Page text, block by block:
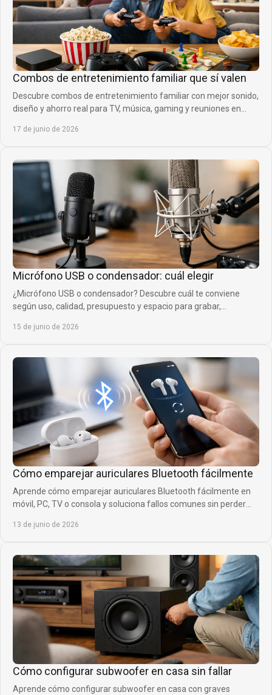
Combos de entretenimiento familiar que sí valen
Descubre combos de entretenimiento familiar con mejor sonido,
diseño y ahorro real para TV, música, gaming y reuniones en
17 de junio de 2026
Micrófono USB o condensador: cuál elegir
¿Micrófono USB o condensador? Descubre cuál te conviene
según uso, calidad, presupuesto y espacio para grabar,
15 de junio de 2026
Cómo emparejar auriculares Bluetooth fácilmente
Aprende cómo emparejar auriculares Bluetooth fácilmente en
móvil, PC, TV o consola y soluciona fallos comunes sin perder
13 de junio de 2026
Cómo configurar subwoofer en casa sin fallar
Aprende cómo configurar subwoofer en casa con graves